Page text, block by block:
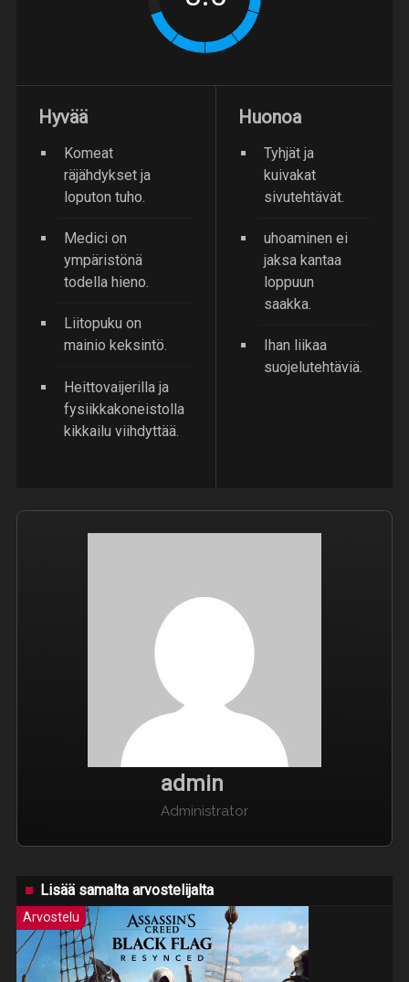
Hyvää
Komeat
räjähdykset ja
loputon tuho.
Medici on
ympäristönä
todella hieno.
Liitopuku on
mainio keksintö.
Heittovaijerilla ja
fysiikkakoneistolla
kikkailu viihdyttää.
Huonoa
Tyhjät ja
kuivakat
sivutehtävät.
uhoaminen ei
jaksa kantaa
loppuun
saakka.
Ihan liikaa
suojelutehtäviä.
admin
Administrator
Lisää samalta arvostelijalta
Arvostelu